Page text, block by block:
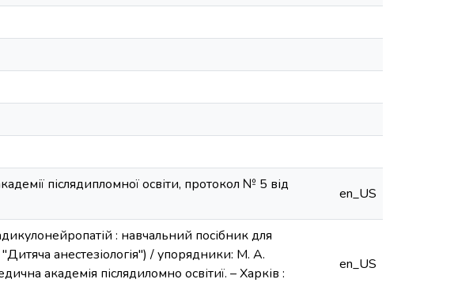
післядипломної освіти, протокол № 5 від
en_US
: навчальний посібник для
"Дитяча анестезіологія") / упорядники: М. А.
академія післядиломно освітиї. – Харків :
en_US